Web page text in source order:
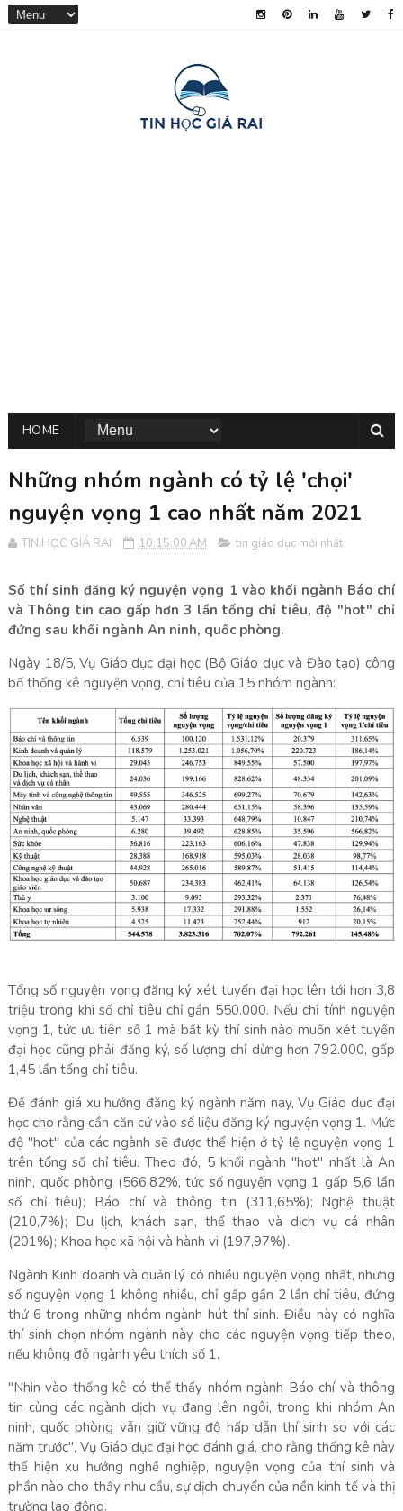
HOME
Những nhóm ngành có tỷ lệ 'chọi'
nguyện vọng 1 cao nhất năm 2021
TIN HỌC GIÁ RAI 10:15:00 AM tin giáo dục mới nhất
Số thí sinh đăng ký nguyện vọng 1 vào khối ngành Báo chí
và Thông tin cao gấp hơn 3 lần tổng chỉ tiêu, độ "hot" chỉ
đứng sau khối ngành An ninh, quốc phòng.
Ngày 18/5, Vụ Giáo dục đại học (Bộ Giáo dục và Đào tạo) công
bố thống kê nguyện vọng, chỉ tiêu của 15 nhóm ngành:
Tổng số nguyện vọng đăng ký xét tuyển đại học lên tới hơn 3,8
triệu trong khi số chỉ tiêu chỉ gần 550.000. Nếu chỉ tính nguyện
vọng 1, tức ưu tiên số 1 mà bất kỳ thí sinh nào muốn xét tuyển
đại học cũng phải đăng ký, số lượng chỉ dừng hơn 792.000, gấp
1,45 lần tổng chỉ tiêu.
Để đánh giá xu hướng đăng ký ngành năm nay, Vụ Giáo dục đại
học cho rằng cần căn cứ vào số liệu đăng ký nguyện vọng 1. Mức
độ "hot" của các ngành sẽ được thể hiện ở tỷ lệ nguyện vọng 1
trên tổng số chỉ tiêu. Theo đó, 5 khối ngành "hot" nhất là An
ninh, quốc phòng (566,82%, tức số nguyện vọng 1 gấp 5,6 lần
số chỉ tiêu); Báo chí và thông tin (311,65%); Nghệ thuật
(210,7%); Du lịch, khách sạn, thể thao và dịch vụ cá nhân
(201%); Khoa học xã hội và hành vi (197,97%).
Ngành Kinh doanh và quản lý có nhiều nguyện vọng nhất, nhưng
số nguyện vọng 1 không nhiều, chỉ gấp gần 2 lần chỉ tiêu, đứng
thứ 6 trong những nhóm ngành hút thí sinh. Điều này có nghĩa
thí sinh chọn nhóm ngành này cho các nguyện vọng tiếp theo,
nếu không đỗ ngành yêu thích số 1.
"Nhìn vào thống kê có thể thấy nhóm ngành Báo chí và thông
tin cùng các ngành dịch vụ đang lên ngôi, trong khi nhóm An
ninh, quốc phòng vẫn giữ vững độ hấp dẫn thí sinh so với các
năm trước", Vụ Giáo dục đại học đánh giá, cho rằng thống kê này
thể hiện xu hướng nghề nghiệp, nguyện vọng của thí sinh và
phần nào cho thấy nhu cầu, sự dịch chuyển của nền kinh tế và thị
trường lao động.